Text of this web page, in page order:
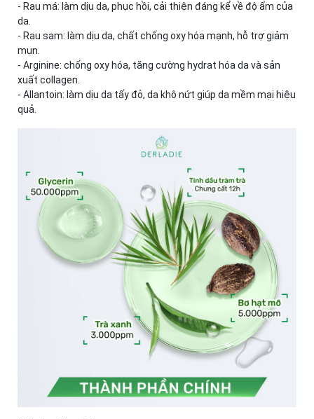
- Rau má: làm dịu da, phục hồi, cải thiện đáng kể về độ ẩm của
da.
- Rau sam: làm dịu da, chất chống oxy hóa mạnh, hỗ trợ giảm
mụn.
- Arginine: chống oxy hóa, tăng cường hydrat hóa da và sản
xuất collagen.
- Allantoin: làm dịu da tấy đỏ, da khô nứt giúp da mềm mại hiệu
quả.